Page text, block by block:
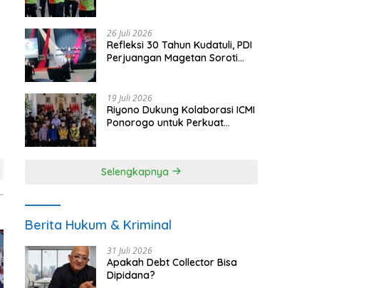
26 Juli 2026
Refleksi 30 Tahun Kudatuli, PDI
Perjuangan Magetan Soroti
19 Juli 2026
Riyono Dukung Kolaborasi ICMI
Ponorogo untuk Perkuat
Selengkapnya
Berita Hukum & Kriminal
31 Juli 2026
Apakah Debt Collector Bisa
Dipidana?